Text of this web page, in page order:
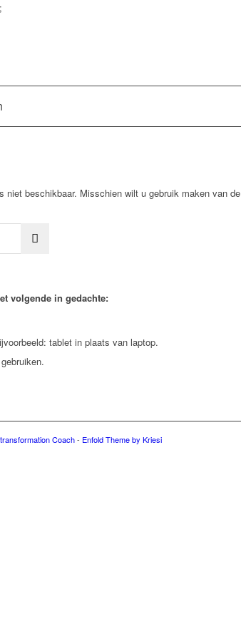
niet beschikbaar. Misschien wilt u gebruik maken van de
volgende in gedachte:
tablet in plaats van laptop.
Coach- Enfold Theme by Kriesi